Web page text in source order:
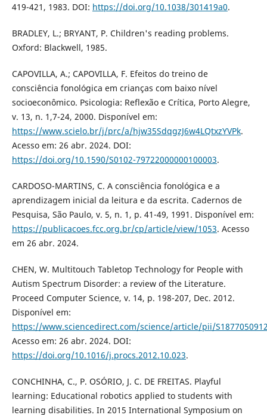
419-421, 1983. DOI: https://doi.org/10.1038/301419a0.
BRADLEY, L.; BRYANT, P. Children's reading problems.
Oxford: Blackwell, 1985.
CAPOVILLA, A.; CAPOVILLA, F. Efeitos do treino de
consciência fonológica em crianças com baixo nível
socioeconômico. Psicologia: Reflexão e Crítica, Porto Alegre,
v. 13, n. 1,7-24, 2000. Disponível em:
https://www.scielo.br/j/prc/a/hjw35SdqgzJ6w4LQtxzYVPk.
Acesso em: 26 abr. 2024. DOI:
https://doi.org/10.1590/S0102-79722000000100003.
CARDOSO-MARTINS, C. A consciência fonológica e a
aprendizagem inicial da leitura e da escrita. Cadernos de
Pesquisa, São Paulo, v. 5, n. 1, p. 41-49, 1991. Disponível em:
https://publicacoes.fcc.org.br/cp/article/view/1053. Acesso
em 26 abr. 2024.
CHEN, W. Multitouch Tabletop Technology for People with
Autism Spectrum Disorder: a review of the Literature.
Proceed Computer Science, v. 14, p. 198-207, Dec. 2012.
Disponível em:
https://www.sciencedirect.com/science/article/pii/
Acesso em: 26 abr. 2024. DOI:
https://doi.org/10.1016/j.procs.2012.10.023.
CONCHINHA, C., P. OSÓRIO, J. C. DE FREITAS. Playful
learning: Educational robotics applied to students with
learning disabilities. In 2015 International Symposium on